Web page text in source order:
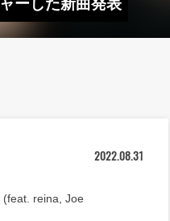
ーした新曲発表
2022.08.31
reina, Joe